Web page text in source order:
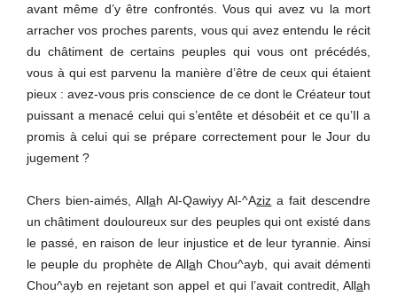
avant même d’y être confrontés. Vous qui avez vu la mort
arracher vos proches parents, vous qui avez entendu le récit
du châtiment de certains peuples qui vous ont précédés,
vous à qui est parvenu la manière d’être de ceux qui étaient
pieux : avez-vous pris conscience de ce dont le Créateur tout
puissant a menacé celui qui s’entête et désobéit et ce qu’Il a
promis à celui qui se prépare correctement pour le Jour du
jugement ?
Chers bien-aimés, Allah Al-Qawiyy Al-^Aziz a fait descendre
un châtiment douloureux sur des peuples qui ont existé dans
le passé, en raison de leur injustice et de leur tyrannie. Ainsi
le peuple du prophète de Allah Chou^ayb, qui avait démenti
Chou^ayb en rejetant son appel et qui l’avait contredit, Allah